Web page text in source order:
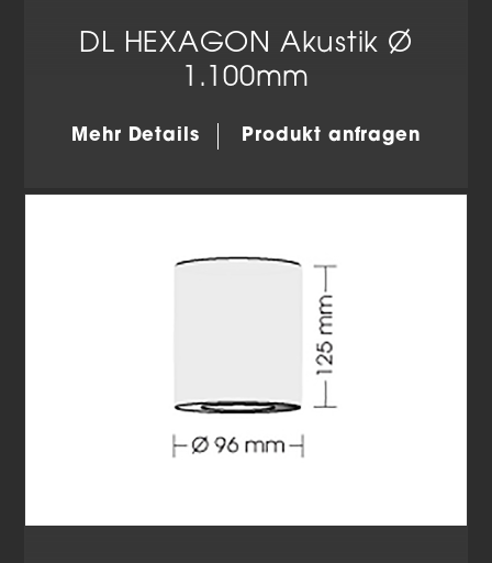
DL HEXAGON Akustik Ø
1.100mm
Mehr Details Produkt anfragen